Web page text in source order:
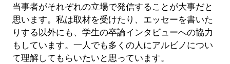
当事者がそれぞれの立場で発信することが大事だと
思います。私は取材を受けたり、エッセーを書いた
りする以外にも、学生の卒論インタビューへの協力
もしています。一人でも多くの人にアルビノについ
て理解してもらいたいと思っています。